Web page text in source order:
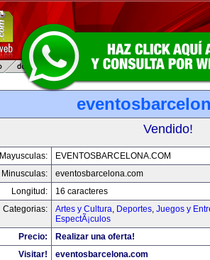
Vendido!
Mayusculas:
EVENTOSBARCELONA.COM
Minusculas:
eventosbarcelona.com
Longitud:
16 caracteres
Categorias:
Artes y Cultura, Deportes, Juegos y
EspectÃ¡culos
Precio:
Realizar una oferta!
Visitar!
eventosbarcelona.com